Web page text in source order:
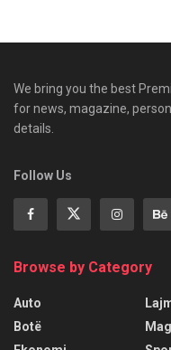
We bring you the best
for news, magazine,
details.
Follow Us
Browse by Category
Auto
Botë